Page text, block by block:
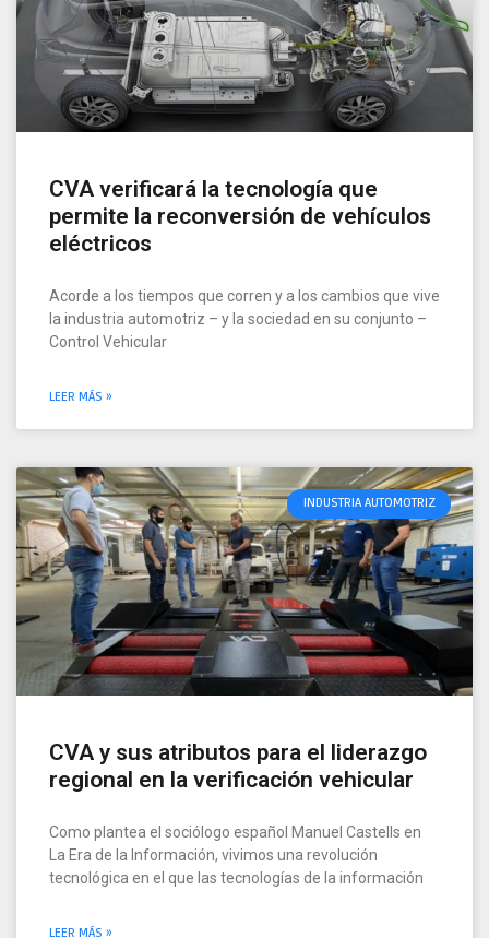
CVA verificará la tecnología que
permite la reconversión de vehículos
eléctricos
Acorde a los tiempos que corren y a los cambios que vive
la industria automotriz – y la sociedad en su conjunto –
Control Vehicular
LEER MÁS »
INDUSTRIA AUTOMOTRIZ
CVA y sus atributos para el liderazgo
regional en la verificación vehicular
Como plantea el sociólogo español Manuel Castells en
La Era de la Información, vivimos una revolución
tecnológica en el que las tecnologías de la información
LEER MÁS »